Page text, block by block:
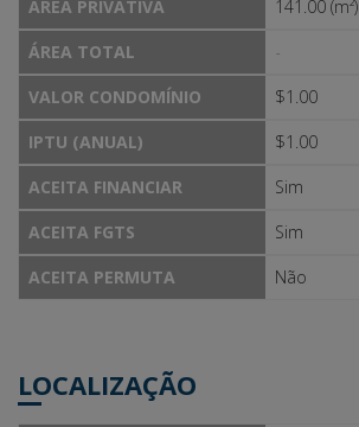
ÁREA PRIVATIVA
141.00 (m²)
ÁREA TOTAL
-
VALOR CONDOMÍNIO
$1.00
IPTU (ANUAL)
$1.00
ACEITA FINANCIAR
Sim
ACEITA FGTS
Sim
ACEITA PERMUTA
Não
LOCALIZAÇÃO